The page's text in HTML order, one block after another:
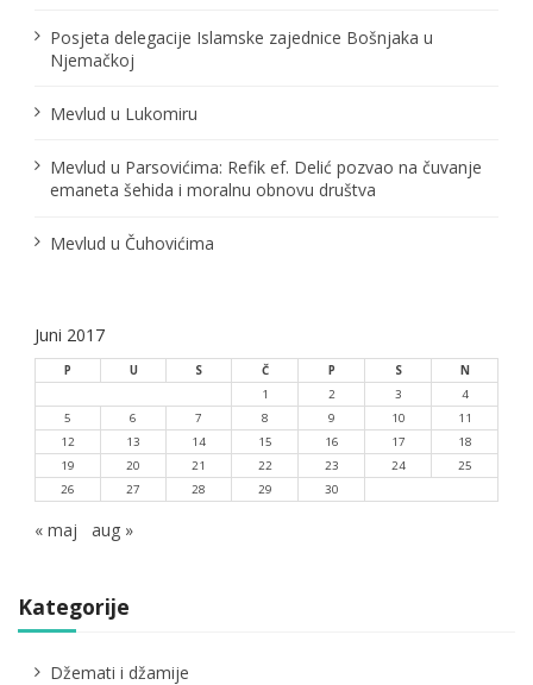
l
a
Posjeta delegacije Islamske zajednice Bošnjaka u
Njemačkoj
Mevlud u Lukomiru
Mevlud u Parsovićima: Refik ef. Delić pozvao na čuvanje
emaneta šehida i moralnu obnovu društva
Mevlud u Čuhovićima
Juni 2017
P U S Č P S
N
1
2 3
4
5
6 7 8 9 10
11
12
13 14 15 16 17
18
19
20 21 22 23 24
25
26
27 28 29 30
« maj aug »
Kategorije
Džemati i džamije